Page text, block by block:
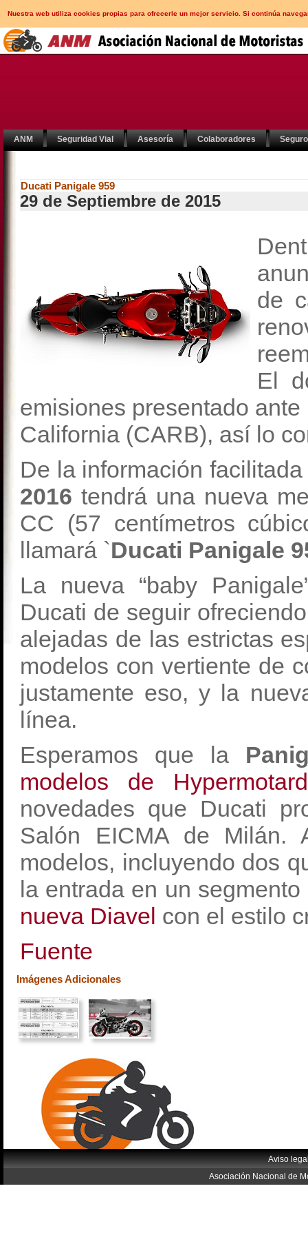
Nuestra web utiliza cookies propias para ofrecerle un mejor servicio. Si continúa
ANM Seguridad Vial Asesoría Colaboradores
Ducati Panigale 959
29 de Septiembre de 2015
de
El
emisiones presentado
California (CARB), así lo
De la información
2016 tendrá una nueva
CC (57 centímetros
llamará `Ducati Panigale
La nueva “baby
Ducati de seguir
alejadas de las estrictas
modelos con vertiente de
justamente eso, y la
línea.
Esperamos que la
modelos de
novedades que Ducati
Salón EICMA de Milán.
modelos, incluyendo dos
la entrada en un
nueva Diavel con el estilo
Fuente
Imágenes Adicionales
Aviso
Asociación Nacional de